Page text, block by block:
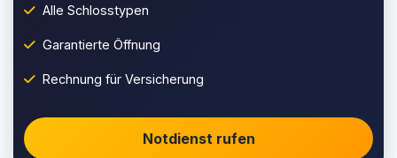
Alle Schlosstypen
Garantierte Öffnung
Rechnung für Versicherung
Notdienst rufen